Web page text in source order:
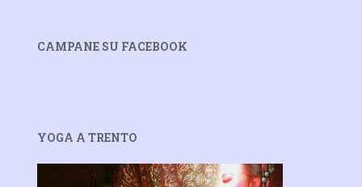
CAMPANE SU FACEBOOK
YOGA A TRENTO